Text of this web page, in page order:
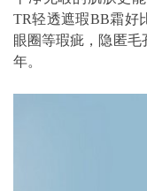
TR轻透遮瑕BB霜好
眼圈等瑕疵，隐匿
年。